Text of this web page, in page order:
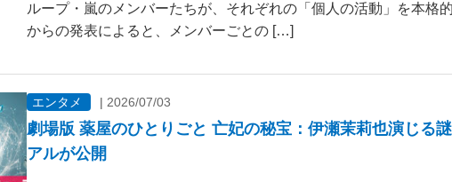
ループ・嵐のメンバーたちが、それぞれの「個人の活動」を本格
からの発表によると、メンバーごとの […]
エンタメ | 2026/07/03
劇場版 薬屋のひとりごと 亡妃の秘宝：伊瀬茉莉也演じる
アルが公開